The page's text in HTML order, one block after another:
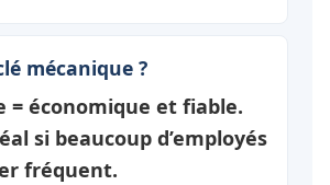
mécanique ?
= économique et fiable.
si beaucoup d’employés
fréquent.